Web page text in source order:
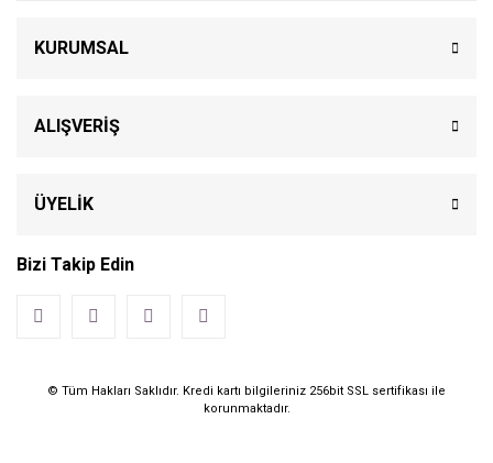
KURUMSAL
ALIŞVERİŞ
ÜYELİK
Bizi Takip Edin
© Tüm Hakları Saklıdır. Kredi kartı bilgileriniz 256bit SSL sertifikası ile
korunmaktadır.